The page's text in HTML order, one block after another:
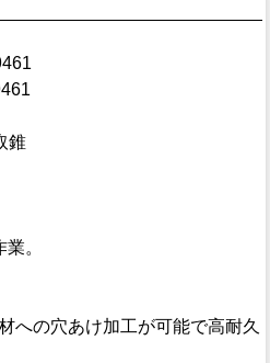
錐
。
への穴あけ加工が可能で高耐久